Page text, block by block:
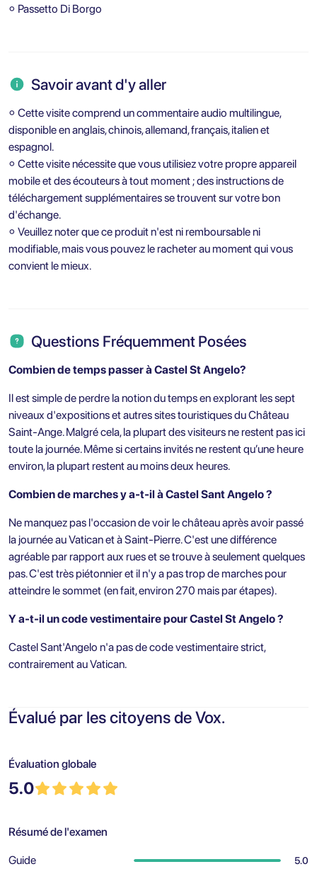
⚬ Passetto Di Borgo
Savoir avant d'y aller
⚬ Cette visite comprend un commentaire audio multilingue,
disponible en anglais, chinois, allemand, français, italien et
espagnol.
⚬ Cette visite nécessite que vous utilisiez votre propre appareil
mobile et des écouteurs à tout moment ; des instructions de
téléchargement supplémentaires se trouvent sur votre bon
d'échange.
⚬ Veuillez noter que ce produit n'est ni remboursable ni
modifiable, mais vous pouvez le racheter au moment qui vous
convient le mieux.
Questions Fréquemment Posées
Combien de temps passer à Castel St Angelo?
Il est simple de perdre la notion du temps en explorant les sept
niveaux d'expositions et autres sites touristiques du Château
Saint-Ange. Malgré cela, la plupart des visiteurs ne restent pas ici
toute la journée. Même si certains invités ne restent qu’une heure
environ, la plupart restent au moins deux heures.
Combien de marches y a-t-il à Castel Sant Angelo ?
Ne manquez pas l'occasion de voir le château après avoir passé
la journée au Vatican et à Saint-Pierre. C'est une différence
agréable par rapport aux rues et se trouve à seulement quelques
pas. C'est très piétonnier et il n'y a pas trop de marches pour
atteindre le sommet (en fait, environ 270 mais par étapes).
Y a-t-il un code vestimentaire pour Castel St Angelo ?
Castel Sant'Angelo n'a pas de code vestimentaire strict,
contrairement au Vatican.
Évalué par les citoyens de Vox.
Évaluation globale
5.0
Résumé de l'examen
Guide 5.0